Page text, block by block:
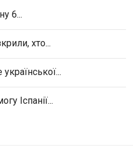
6...
хто...
Іспанії...